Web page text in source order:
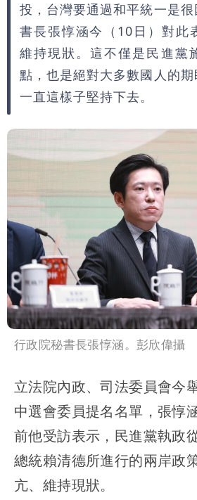
投，台灣要通過和平統一是
書長張惇涵今（10日）對此
維持現狀。這不僅是民進黨
點，也是絕對大多數國人的
一直這樣子堅持下去。
行政院秘書長張惇涵。彭欣偉攝
立法院內政、司法委員會今
中選會委員提名名單，張惇
前他受訪表示，民進黨執政
總統賴清德所進行的兩岸政
亢、維持現狀。